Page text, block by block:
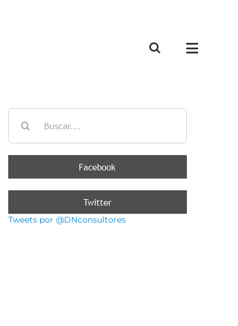
Buscar:
Facebook
Twitter
Tweets por @DNconsultores